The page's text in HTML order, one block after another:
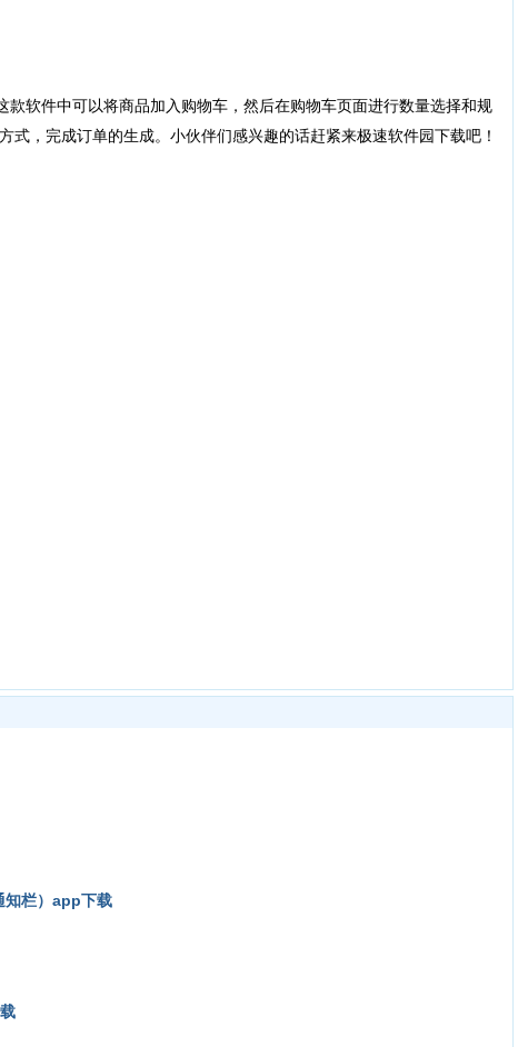
软件中可以将商品加入购物车，然后在购物车页面进行数量选择和规
式，完成订单的生成。小伙伴们感兴趣的话赶紧来极速软件园下载吧！
栏）app下载